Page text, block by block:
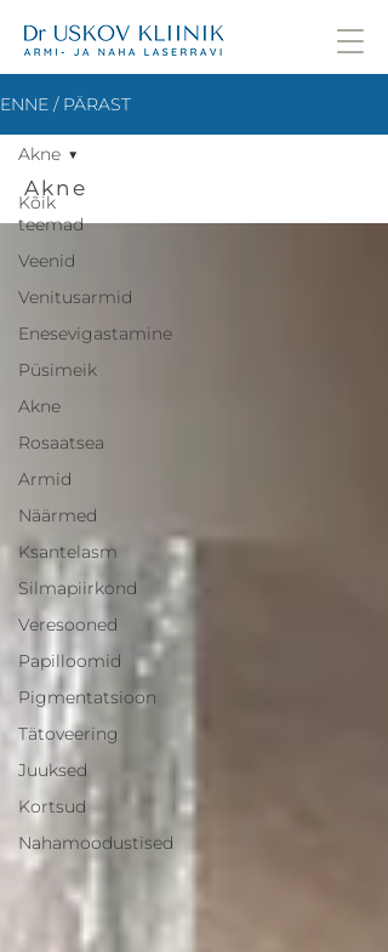
ENNE / PÄRAST
Kõik
teemad
Veenid
Venitusarmid
Enesevigastamine
Püsimeik
Akne
Rosaatsea
Armid
Näärmed
Ksantelasm
Silmapiirkond
Veresooned
Papilloomid
Pigmentatsioon
Tätoveering
Juuksed
Kortsud
Nahamoodustised
Akne
Akne